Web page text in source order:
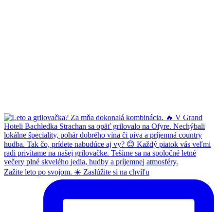
Zažite leto po svojom. ☀️ Zaslúžite si na chvíľu